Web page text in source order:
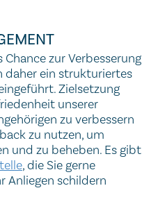
zur Verbesserung
daher ein strukturiertes
Zielsetzung
unserer
zu verbessern
zu nutzen, um
und zu beheben. Es gibt
, die Sie gerne
Anliegen schildern